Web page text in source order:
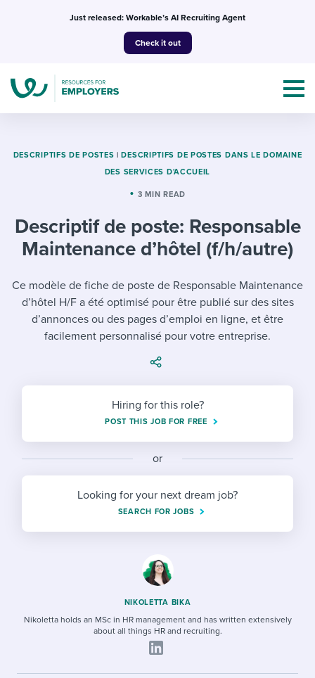
Just released: Workable’s AI Recruiting Agent
Check it out
Topics
Mobilizing AI in my work
Evaluating candidates
Working together with others
Maintaining hiring pipelines
Developing & retaining people
Ensuring compliance
Finding and attracting people
Establishing an employer brand
Candidate/employee experiences
Templates & Guides
I WANT...
Job description templates
Policy templates
Onboarding checklists
Step-by-step tutorials
Free ebooks & reports
HR terms
I’m a jobseeker
I WANT TO LEARN ABOUT...
Pay & benefits
Career development
Modern working life
Overall career resources
Attend webinars & events
Workable customer stories
Explore Workable
Request a demo
Start a free trial
DESCRIPTIFS DE POSTES | DESCRIPTIFS DE POSTES DANS LE DOMAINE
DES SERVICES D'ACCUEIL
3 MIN READ
Descriptif de poste: Responsable
Maintenance d’hôtel (f/h/autre)
Ce modèle de fiche de poste de Responsable Maintenance
d’hôtel H/F a été optimisé pour être publié sur des sites
d’annonces ou des pages d’emploi en ligne, et être
facilement personnalisé pour votre entreprise.
Hiring for this role?
POST THIS JOB FOR FREE
or
Looking for your next dream job?
SEARCH FOR JOBS
NIKOLETTA BIKA
Nikoletta holds an MSc in HR management and has written extensively
about all things HR and recruiting.